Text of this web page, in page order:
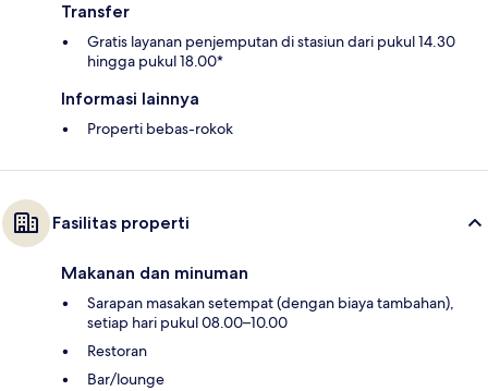
Transfer
Gratis layanan penjemputan di stasiun dari pukul 14.30
hingga pukul 18.00*
Informasi lainnya
Properti bebas-rokok
Fasilitas properti
Makanan dan minuman
Sarapan masakan setempat (dengan biaya tambahan),
setiap hari pukul 08.00–10.00
Restoran
Bar/lounge